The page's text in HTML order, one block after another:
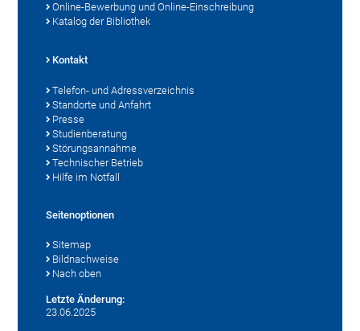
Online-Bewerbung und Online-Einschreibung
Katalog der Bibliothek
Kontakt
Telefon- und Adressverzeichnis
Standorte und Anfahrt
Presse
Studienberatung
Störungsannahme
Technischer Betrieb
Hilfe im Notfall
Seitenoptionen
Sitemap
Bildnachweise
Nach oben
Letzte Änderung:
23.06.2025